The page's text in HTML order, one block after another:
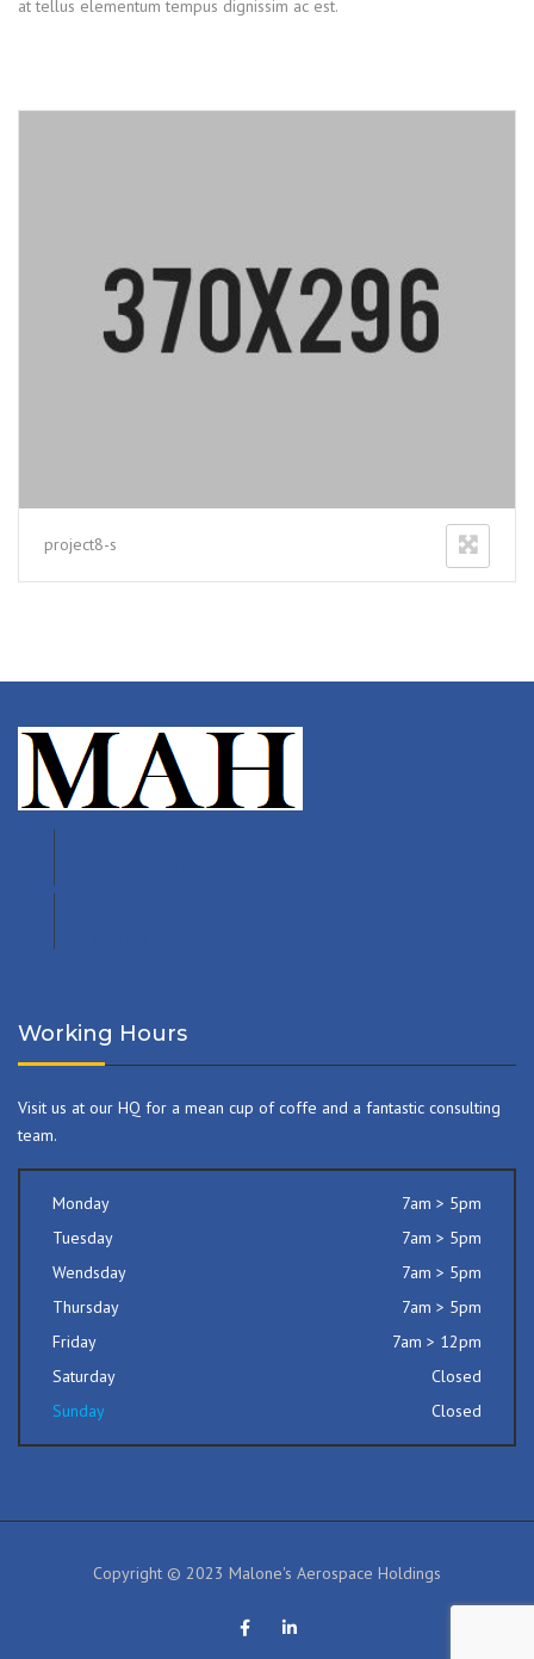
at tellus elementum tempus dignissim ac est.
project8-s
Working Hours
Visit us at our HQ for a mean cup of coffe and a fantastic consulting
team.
Monday
7am > 5pm
Tuesday
7am > 5pm
Wendsday
7am > 5pm
Thursday
7am > 5pm
Friday
7am > 12pm
Saturday
Closed
Sunday
Closed
Copyright © 2023 Malone's Aerospace Holdings